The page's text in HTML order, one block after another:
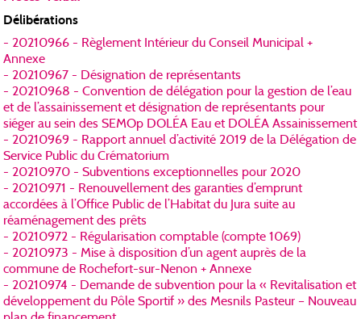
Délibérations
- 20210966 - Règlement Intérieur du Conseil Municipal +
Annexe
- 20210967 - Désignation de représentants
- 20210968 - Convention de délégation pour la gestion de l’eau
et de l’assainissement et désignation de représentants pour
siéger au sein des SEMOp DOLÉA Eau et DOLÉA Assainissement
- 20210969 - Rapport annuel d’activité 2019 de la Délégation de
Service Public du Crématorium
- 20210970 - Subventions exceptionnelles pour 2020
- 20210971 - Renouvellement des garanties d’emprunt
accordées à l’Office Public de l’Habitat du Jura suite au
réaménagement des prêts
- 20210972 - Régularisation comptable (compte 1069)
- 20210973 - Mise à disposition d’un agent auprès de la
commune de Rochefort-sur-Nenon + Annexe
- 20210974 - Demande de subvention pour la « Revitalisation et
développement du Pôle Sportif » des Mesnils Pasteur – Nouveau